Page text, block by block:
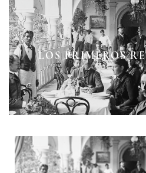
LOS PRIMEROS